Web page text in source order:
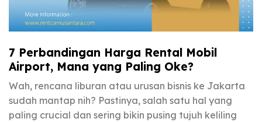
7 Perbandingan Harga Rental Mobil
Airport, Mana yang Paling Oke?
Wah, rencana liburan atau urusan bisnis ke Jakarta
sudah mantap nih? Pastinya, salah satu hal yang
paling crucial dan sering bikin pusing tujuh keliling